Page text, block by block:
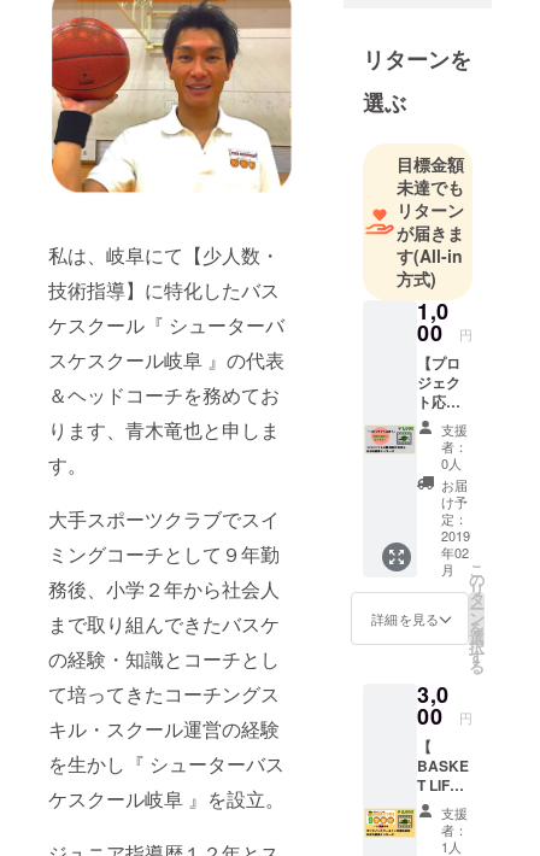
私は、岐阜にて【少人数・
技術指導】に特化したバス
ケスクール『 シューターバ
スケスクール岐阜 』の代表
＆ヘッドコーチを務めてお
ります、青木竜也と申しま
す。
大手スポーツクラブでスイ
ミングコーチとして９年勤
務後、小学２年から社会人
まで取り組んできたバスケ
の経験・知識とコーチとし
て培ってきたコーチングス
キル・スクール運営の経験
を生かし『 シューターバス
ケスクール岐阜 』を設立。
大手スポー
ツクラブで
スイミング
コーチとし
て９年勤務
後、小学２
年から社会
人まで取り
組んできた
バスケの経
験・知識と
コーチとし
て培ってき
た指導スキ
ル・スクー
ル運営の経
験を生かし
『 シュー
ターバスケ
スクール岐
阜 』を設
立。
ジュニア指
導歴１２年
とスクール
運営３年の
経験を元
に、バス
リターンを
選ぶ
目標金額
未達でも
リターン
が届きま
す(All-in
方式)
1,0
00 円
【プロ
ジェク
ト応援
感謝の
気持ち
＆お礼
メッ
セー
ジ】 プ
ロジェ
クト応
援の感
謝の気
持ちと
して、
お礼動
セージ
をお届
けしま
す。 ※
ご登録
いただ
いた
メール
アドレ
支援
者：
0人
お届
け予
定：
2019
年02
月
詳細を見る
こ
の
リ
タ
ー
ン
を
選
択
す
る
3,0
00 円
【
BASKE
T LIFE
１ヶ月
無料招
待の権
支援
者：
1人